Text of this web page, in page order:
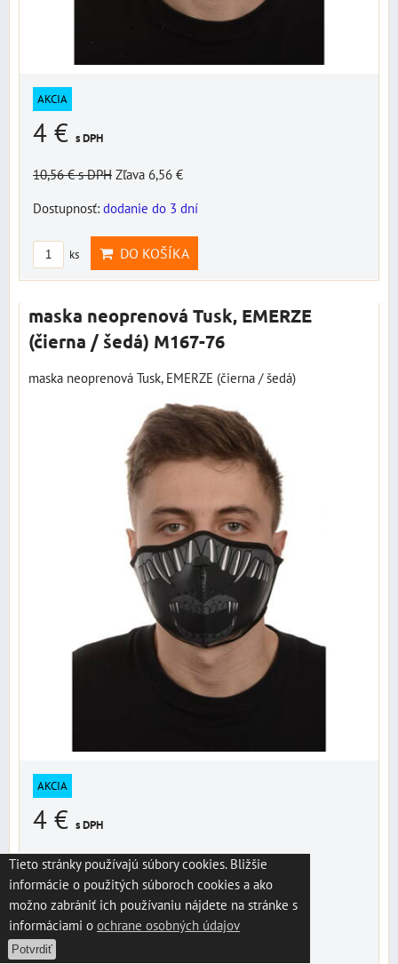
AKCIA
4 € s DPH
10,56 €s DPH Zľava 6,56 €
Dostupnosť: dodanie do 3 dní
ks DO KOŠÍKA
maska neoprenová Tusk, EMERZE
(čierna / šedá) M167-76
maska neoprenová Tusk, EMERZE (čierna / šedá)
AKCIA
4 € s DPH
10,56 €s DPH Zľava 6,56 €
Dostupnosť:dodanie do 3 dní
Tieto stránky používajú súbory cookies. Bližšie
informácie o použitých súboroch cookies a ako
možno zabrániť ich používaniu nájdete na stránke s
informáciami o ochrane osobných údajov
Potvrdiť